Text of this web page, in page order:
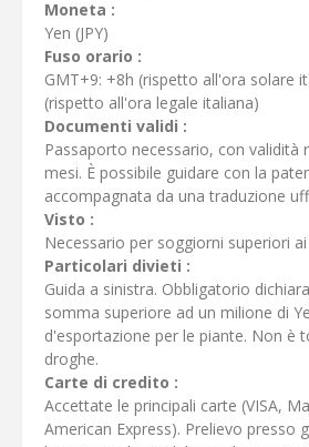
Moneta :
Yen (JPY)
Fuso orario :
GMT+9: +8h (rispetto all'ora solare
(rispetto all'ora legale italiana)
Documenti validi :
Passaporto necessario, con validità
mesi. È possibile guidare con la
accompagnata da una traduzione
Visto :
Necessario per soggiorni superiori
Particolari divieti :
Guida a sinistra. Obbligatorio
somma superiore ad un milione di
d'esportazione per le piante. Non è
droghe.
Carte di credito :
Accettate le principali carte (VISA,
American Express). Prelievo presso